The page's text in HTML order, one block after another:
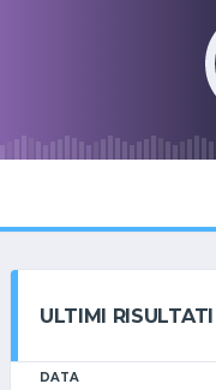
ULTIMI RISULTATI
DATA